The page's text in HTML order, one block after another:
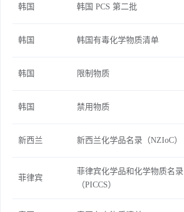
韩国 韩国 PCS 第二批
韩国 韩国有毒化学物质清单
韩国 限制物质
韩国 禁用物质
新西兰 新西兰化学品名录（NZIoC）
菲律宾
菲律宾化学品和化学物质名录
（PICCS）